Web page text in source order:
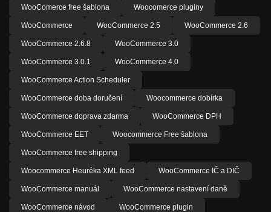
WooComerce free šablona Woocomerce pluginy
WooCommerce WooCommerce 2.5 WooCommerce 2.6
WooCommerce 2.6.8 WooCommerce 3.0
WooCommerce 3.0.1 WooCommerce 4.0
WooCommerce Action Scheduler
WooCommerce doba doručení Woocommerce dobírka
WooCommerce doprava zdarma WooCommerce DPH
WooCommerce EET Woocommerce Free šablona
WooCommerce free shipping
Woocommerce Heuréka XML feed WooCommerce IČ a DIČ
WooCommerce manuál WooCommerce nastavení daně
WooCommerce návod WooCommerce plugin